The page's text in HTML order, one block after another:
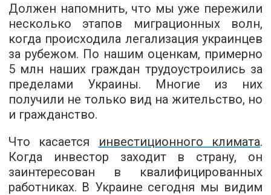
Должен напомнить, что мы уже пережили
несколько этапов миграционных волн,
когда происходила легализация украинцев
за рубежом. По нашим оценкам, примерно
5 млн наших граждан трудоустроились за
пределами Украины. Многие из них
получили не только вид на жительство, но
и гражданство.
Что касается инвестиционного климата.
Когда инвестор заходит в страну, он
заинтересован в квалифицированных
работниках. В Украине сегодня мы видим